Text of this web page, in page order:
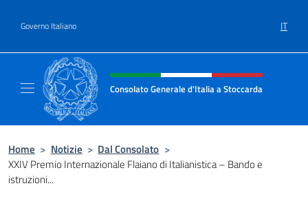
Governo Italiano IT
Intestazione sito, social e menù
Consolato Generale d'Italia a Stoccarda
Home > Notizie > Dal Consolato >
XXIV Premio Internazionale Flaiano di Italianistica – Bando e
istruzioni...